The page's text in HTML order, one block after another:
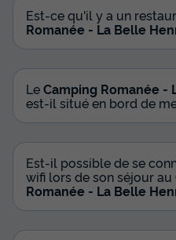
Est-ce qu'il y a un
Romanée - La Belle
LeCamping Romanée -
est-il situé en bord de
Est-il possible de se
wifi lors de son séjour au
Romanée - La Belle